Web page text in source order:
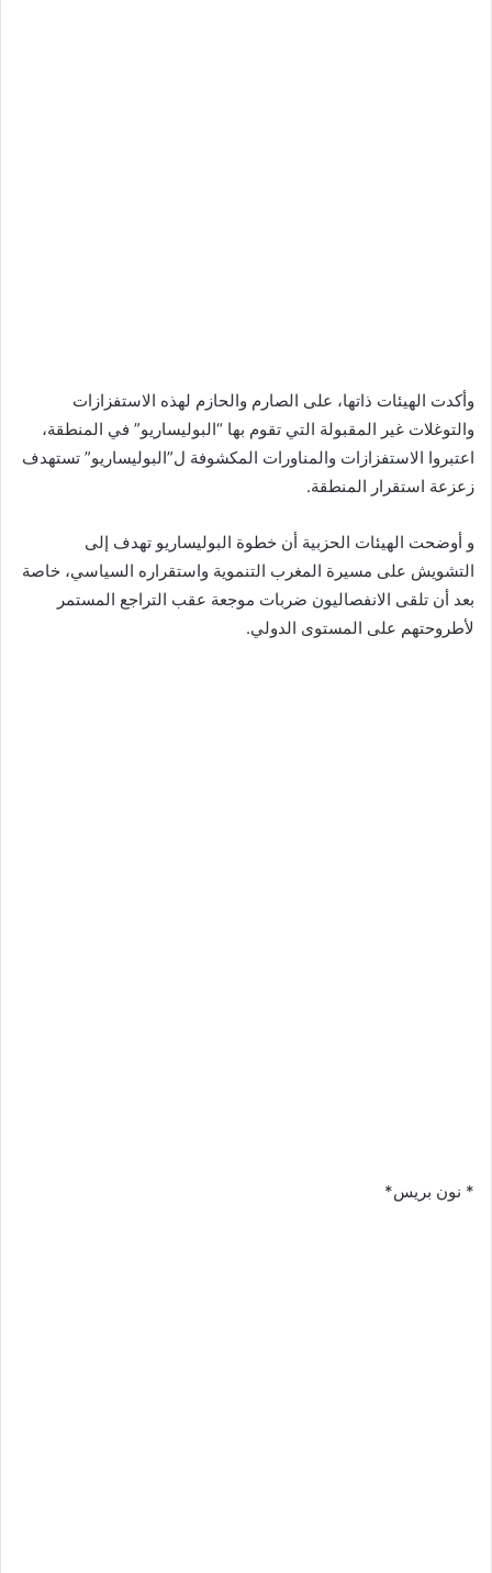
وأكدت الهيئات ذاتها، على الصارم والحازم لهذه الاستفزازات
والتوغلات غير المقبولة التي تقوم بها “البوليساريو” في المنطقة،
اعتبروا الاستفزازات والمناورات المكشوفة ل”البوليساريو” تستهدف
زعزعة استقرار المنطقة.
و أوضحت الهيئات الحزبية أن خطوة البوليساريو تهدف إلى
التشويش على مسيرة المغرب التنموية واستقراره السياسي، خاصة
بعد أن تلقى الانفصاليون ضربات موجعة عقب التراجع المستمر
لأطروحتهم على المستوى الدولي.
* نون بريس*